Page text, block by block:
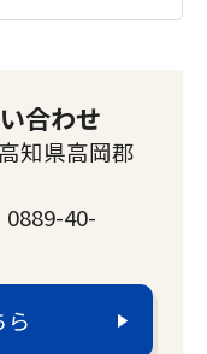
合わせ
知県高岡郡
40-